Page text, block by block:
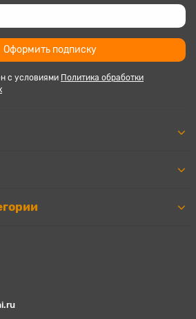
Оформить подписку
с условиями Политика обработки